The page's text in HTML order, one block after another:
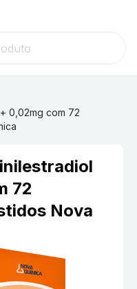
0,02mg com 72
72
Nova